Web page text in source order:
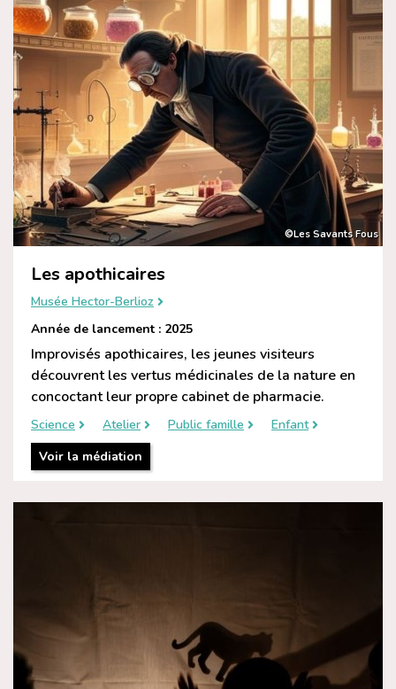
©Les Savants Fous
Les apothicaires
Musée Hector-Berlioz
Année de lancement : 2025
Improvisés apothicaires, les jeunes visiteurs
découvrent les vertus médicinales de la nature en
concoctant leur propre cabinet de pharmacie.
Science Atelier Public famille
Enfant
Voir la médiation